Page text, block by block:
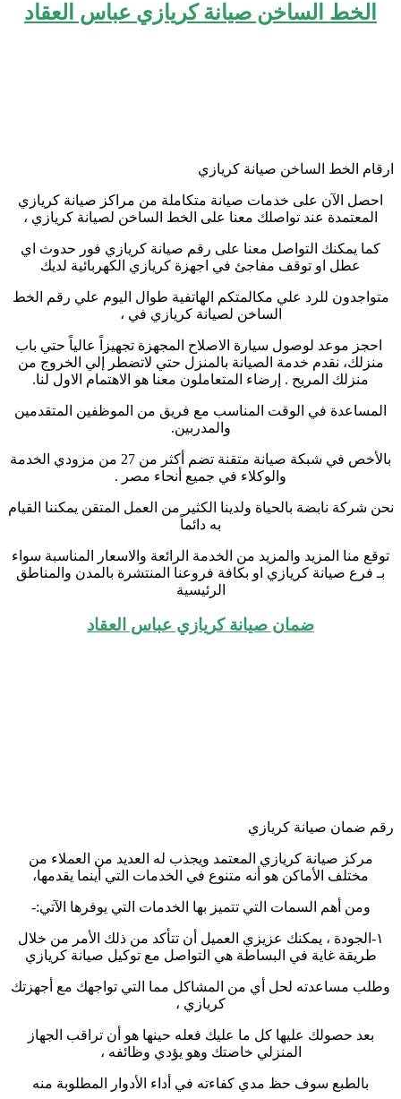
الخط الساخن صيانة كريازي عباس العقاد
ارقام الخط الساخن صيانة كريازي
احصل الآن على خدمات صيانة متكاملة من مراكز صيانة كريازي
المعتمدة عند تواصلك معنا على الخط الساخن لصيانة كريازي ،
كما يمكنك التواصل معنا على رقم صيانة كريازي فور حدوث اي
عطل او توقف مفاجئ في اجهزة كريازي الكهربائية لديك
متواجدون للرد علي مكالمتكم الهاتفية طوال اليوم علي رقم الخط
الساخن لصيانة كريازي في ،
احجز موعد لوصول سيارة الاصلاح المجهزة تجهيزاً عالياً حتي باب
منزلك، نقدم خدمة الصيانة بالمنزل حتي لاتضطر إلي الخروج من
منزلك المريح . إرضاء المتعاملون معنا هو الاهتمام الاول لنا.
المساعدة في الوقت المناسب مع فريق من الموظفين المتقدمين
والمدربين.
بالأخص في شبكة صيانة متقنة تضم أكثر من 27 من مزودي الخدمة
والوكلاء في جميع أنحاء مصر .
نحن شركة نابضة بالحياة ولدينا الكثير من العمل المتقن يمكننا القيام
به دائماً
توقع منا المزيد والمزيد من الخدمة الرائعة والاسعار المناسبة سواء
بـ فرع صيانة كريازي او بكافة فروعنا المنتشرة بالمدن والمناطق
الرئيسية
ضمان صيانة كريازي عباس العقاد
رقم ضمان صيانة كريازي
مركز صيانة كريازي المعتمد ويجذب له العديد من العملاء من
مختلف الأماكن هو أنه متنوع في الخدمات التي أينما يقدمها،
ومن أهم السمات التي تتميز بها الخدمات التي يوفرها الآتي:-
١-الجودة ، يمكنك عزيزي العميل أن تتأكد من ذلك الأمر من خلال
طريقة غاية في البساطة هي التواصل مع توكيل صيانة كريازي
وطلب مساعدته لحل أي من المشاكل مما التي تواجهك مع أجهزتك
كريازي ،
بعد حصولك عليها كل ما عليك فعله حينها هو أن تراقب الجهاز
المنزلي خاصتك وهو يؤدي وظائفه ،
بالطبع سوف حظ مدي كفاءته في أداء الأدوار المطلوبة منه